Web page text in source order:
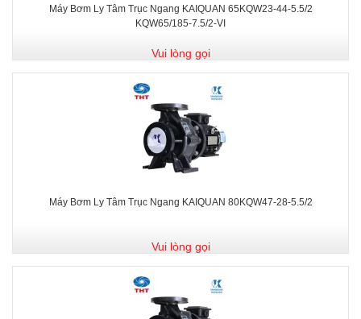
Máy Bơm Ly Tâm Trục Ngang KAIQUAN 65KQW23-44-5.5/2
KQW65/185-7.5/2-VI
Vui lòng gọi
Máy Bơm Ly Tâm Trục Ngang KAIQUAN 80KQW47-28-5.5/2
Vui lòng gọi